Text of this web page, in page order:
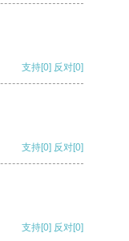
支持[0] 反对[0]
支持[0] 反对[0]
支持[0] 反对[0]